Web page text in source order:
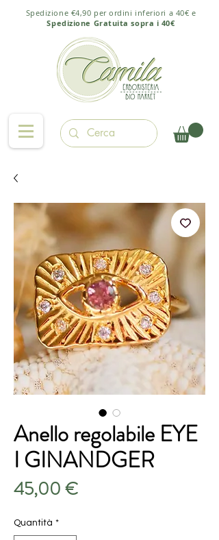
Spedizione €4,90 per ordini inferiori a 40€ e
Spedizione Gratuita sopra i 40€
Anello regolabile EYE
I GINANDGER
45,00 €Prezzo
Quantità *